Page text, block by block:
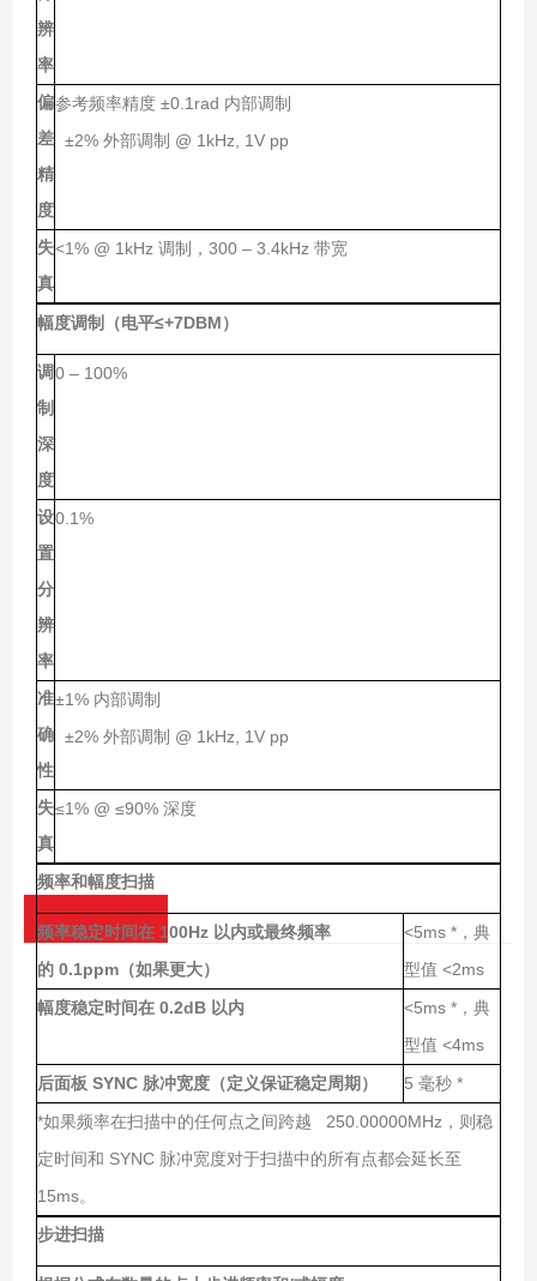
辨
率
偏
差
精
度
参考频率精度±0.1rad 内部调制
±2% 外部调制 @ 1kHz, 1V pp
失
真
<1% @ 1kHz 调制， 300 – 3.4kHz 带宽
幅度调制（电平≤+7DBM ）
调
制
深
度
0 – 100%
设
置
分
辨
率
0.1%
准
确
性
±1% 内部调制
±2% 外部调制 @ 1kHz, 1V pp
失
真
≤1% @ ≤90% 深度
频率和幅度扫描
频率稳定时间在100Hz 以内或最终频率
的0.1ppm（如果更大）
<5ms *，典
型值 <2ms
幅度稳定时间在0.2dB 以内 <5ms *，典
型值 <4ms
后面板 SYNC 脉冲宽度（定义保证稳定周期） 5 毫秒*
*如果频率在扫描中的任何点之间跨越 250.00000MHz，则稳
定时间和 SYNC 脉冲宽度对于扫描中的所有点都会延长至
15ms。
步进扫描